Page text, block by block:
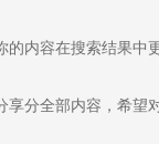
内容在搜索结果中
分全部内容，希望